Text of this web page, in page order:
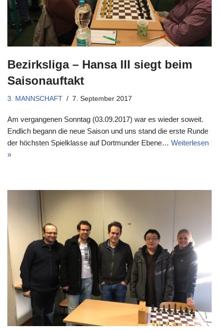
Bezirksliga – Hansa III siegt beim
Saisonauftakt
3. MANNSCHAFT 7. September 2017
Am vergangenen Sonntag (03.09.2017) war es wieder soweit.
Endlich begann die neue Saison und uns stand die erste Runde
der höchsten Spielklasse auf Dortmunder Ebene… Weiterlesen
»